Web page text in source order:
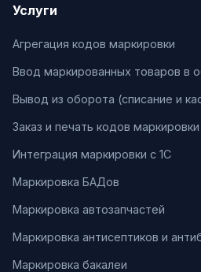
Услуги
Агрегация кодов маркировки
Ввод маркированных товаров в
Вывод из оборота (списание и
Заказ и печать кодов маркировки
Интеграция маркировки с 1С
Маркировка БАДов
Маркировка автозапчастей
Маркировка антисептиков и
Маркировка бакалеи